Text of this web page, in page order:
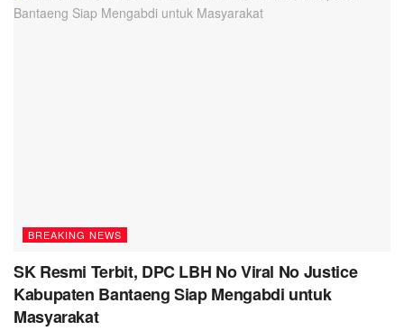
BREAKING NEWS
SK Resmi Terbit, DPC LBH No Viral No Justice
Kabupaten Bantaeng Siap Mengabdi untuk
Masyarakat